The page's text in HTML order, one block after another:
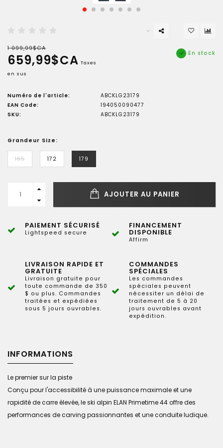
1 099,99$CA
659,99$CA Taxes
en sus
En stock
Numéro de l'article:
ABCKLG23179
EAN Code:
194050090477
SKU:
ABCKLG23179
Grandeur Size:
165 172 179
AJOUTER AU PANIER
PAIEMENT SÉCURISÉ
Lightspeed secure
FINANCEMENT
DISPONIBLE
Affirm
LIVRAISON RAPIDE ET
GRATUITE
Livraison gratuite pour
toute commande de 350
$ ou plus. Commandes
traitées et expédiées
sous 5 jours ouvrables.
COMMANDES
SPÉCIALES
Les commandes
spéciales peuvent
nécessiter un délai de
traitement de 5 à 20
jours ouvrables avant
expédition.
INFORMATIONS
Le premier sur la piste
Conçu pour l'accessibilité à une puissance maximale et une
rapidité de carre élevée, le ski alpin ELAN Primetime 44 offre des
performances de carving passionnantes et une conduite ludique.